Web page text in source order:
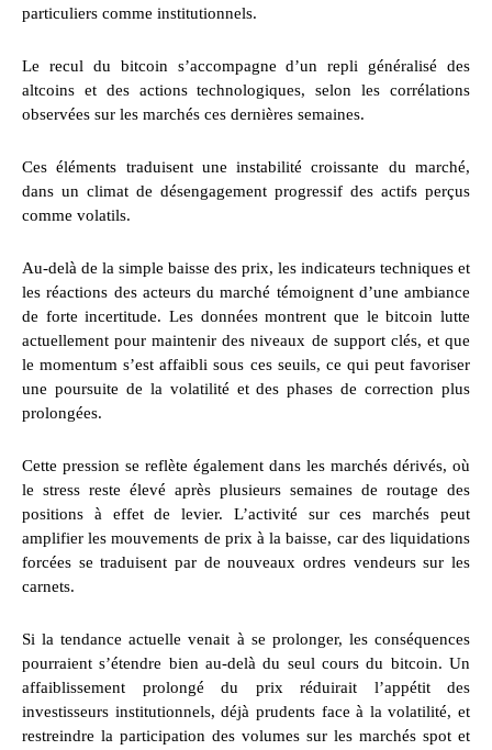
particuliers comme institutionnels.
Le recul du bitcoin s’accompagne d’un repli généralisé des
altcoins et des actions technologiques, selon les corrélations
observées sur les marchés ces dernières semaines.
Ces éléments traduisent une instabilité croissante du marché,
dans un climat de désengagement progressif des actifs perçus
comme volatils.
Au-delà de la simple baisse des prix, les indicateurs techniques et
les réactions des acteurs du marché témoignent d’une ambiance
de forte incertitude. Les données montrent que le bitcoin lutte
actuellement pour maintenir des niveaux de support clés, et que
le momentum s’est affaibli sous ces seuils, ce qui peut favoriser
une poursuite de la volatilité et des phases de correction plus
prolongées.
Cette pression se reflète également dans les marchés dérivés, où
le stress reste élevé après plusieurs semaines de routage des
positions à effet de levier. L’activité sur ces marchés peut
amplifier les mouvements de prix à la baisse, car des liquidations
forcées se traduisent par de nouveaux ordres vendeurs sur les
carnets.
Si la tendance actuelle venait à se prolonger, les conséquences
pourraient s’étendre bien au-delà du seul cours du bitcoin. Un
affaiblissement prolongé du prix réduirait l’appétit des
investisseurs institutionnels, déjà prudents face à la volatilité, et
restreindre la participation des volumes sur les marchés spot et